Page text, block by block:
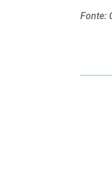
Fonte: